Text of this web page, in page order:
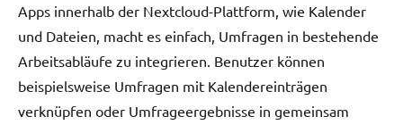
Apps innerhalb der Nextcloud-Plattform, wie Kalender
und Dateien, macht es einfach, Umfragen in bestehende
Arbeitsabläufe zu integrieren. Benutzer können
beispielsweise Umfragen mit Kalendereinträgen
verknüpfen oder Umfrageergebnisse in gemeinsam